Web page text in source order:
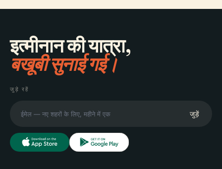
इत्मीनान की यात्रा,
बखूबी सुनाई गई।
जुड़े रहें
जुड़ें